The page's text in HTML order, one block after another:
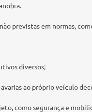
previstas em normas,
diversos;
ao próprio veículo
como segurança e